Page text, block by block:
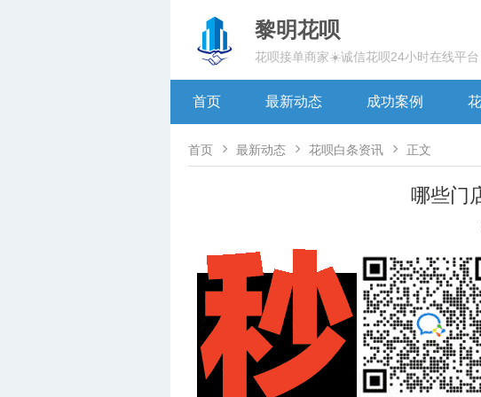
黎明花呗
花呗接单商家☀️诚信花呗24小时在线平台
首页 最新动态 成功案例
首页  最新动态  花呗白条资讯  正文
哪些门